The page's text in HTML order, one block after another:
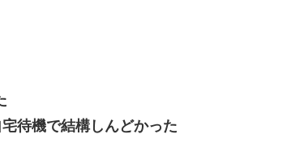
待機で結構しんどかった